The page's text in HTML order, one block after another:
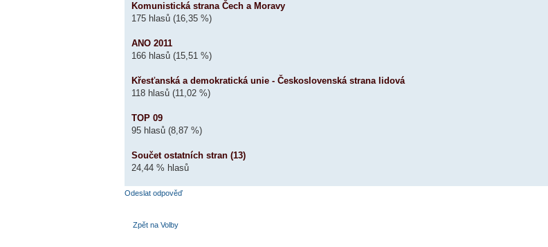
Komunistická strana Čech a Moravy
175 hlasů (16,35 %)
ANO 2011
166 hlasů (15,51 %)
Křesťanská a demokratická unie - Československá strana lidová
118 hlasů (11,02 %)
TOP 09
95 hlasů (8,87 %)
Součet ostatních stran (13)
24,44 % hlasů
Odeslat odpověď
Zpět na Volby